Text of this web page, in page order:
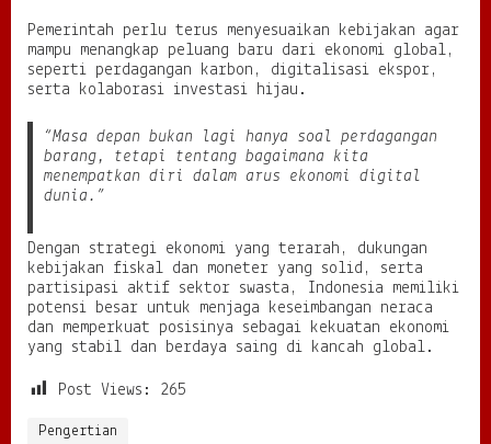
Pemerintah perlu terus menyesuaikan kebijakan agar
mampu menangkap peluang baru dari ekonomi global,
seperti perdagangan karbon, digitalisasi ekspor,
serta kolaborasi investasi hijau.
“Masa depan bukan lagi hanya soal perdagangan
barang, tetapi tentang bagaimana kita
menempatkan diri dalam arus ekonomi digital
dunia.”
Dengan strategi ekonomi yang terarah, dukungan
kebijakan fiskal dan moneter yang solid, serta
partisipasi aktif sektor swasta, Indonesia memiliki
potensi besar untuk menjaga keseimbangan neraca
dan memperkuat posisinya sebagai kekuatan ekonomi
yang stabil dan berdaya saing di kancah global.
Post Views: 265
Pengertian